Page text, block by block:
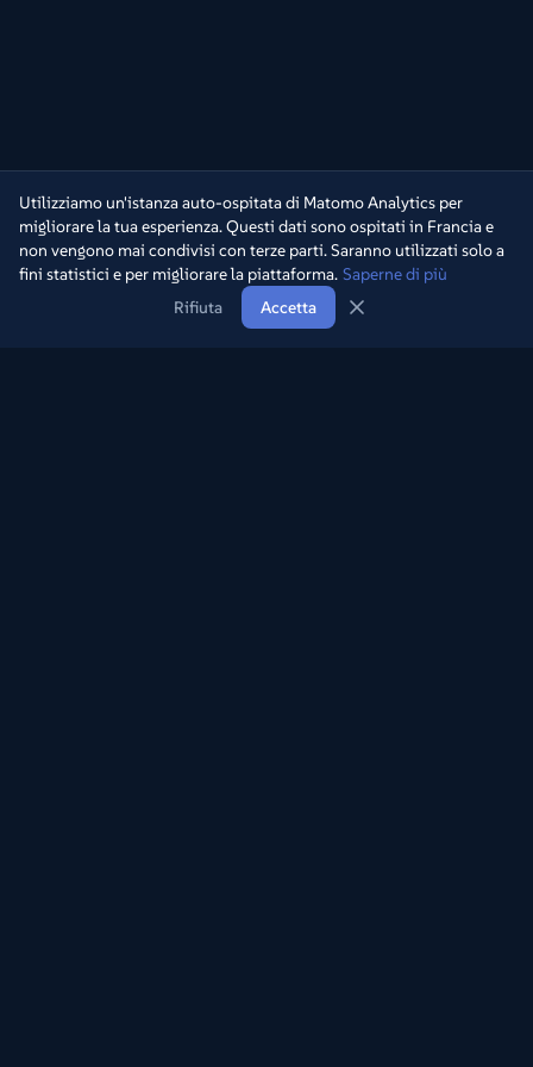
Utilizziamo un'istanza auto-ospitata di Matomo Analytics per
migliorare la tua esperienza. Questi dati sono ospitati in Francia e
non vengono mai condivisi con terze parti. Saranno utilizzati solo a
fini statistici e per migliorare la piattaforma. Saperne di più
Rifiuta
Accetta